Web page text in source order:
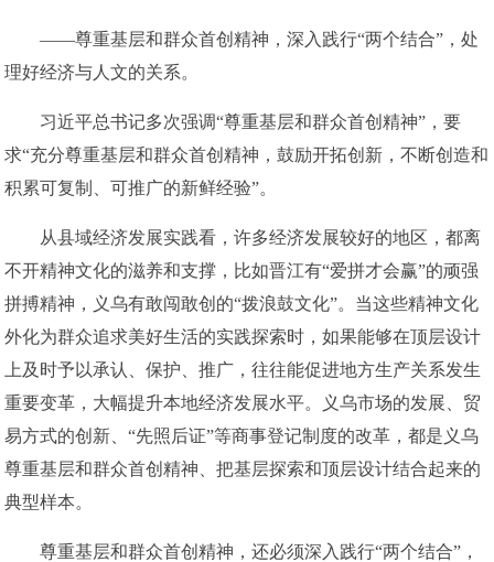
——尊重基层和群众首创精神，深入践行“两个结合”，处
理好经济与人文的关系。
习近平总书记多次强调“尊重基层和群众首创精神”，要
求“充分尊重基层和群众首创精神，鼓励开拓创新，不断创造和
积累可复制、可推广的新鲜经验”。
从县域经济发展实践看，许多经济发展较好的地区，都离
不开精神文化的滋养和支撑，比如晋江有“爱拼才会赢”的顽强
拼搏精神，义乌有敢闯敢创的“拨浪鼓文化”。当这些精神文化
外化为群众追求美好生活的实践探索时，如果能够在顶层设计
上及时予以承认、保护、推广，往往能促进地方生产关系发生
重要变革，大幅提升本地经济发展水平。义乌市场的发展、贸
易方式的创新、“先照后证”等商事登记制度的改革，都是义乌
尊重基层和群众首创精神、把基层探索和顶层设计结合起来的
典型样本。
尊重基层和群众首创精神，还必须深入践行“两个结合”，